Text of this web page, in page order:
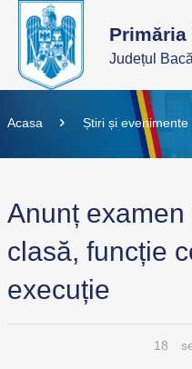
Primăria
Județul
Acasa Știri și evenimente
Anunț
clasă, funcție
execuție
18